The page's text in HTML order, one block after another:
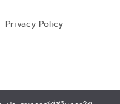
Privacy Policy